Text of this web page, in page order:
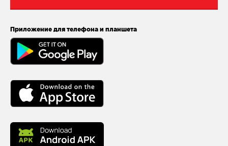
Приложение для телефона и планшета